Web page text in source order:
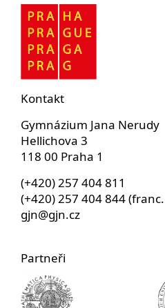
Kontakt
Gymnázium Jana Nerudy
Hellichova 3
118 00 Praha 1
(+420) 257 404 811
(+420) 257 404 844
gjn@gjn.cz
Partneři